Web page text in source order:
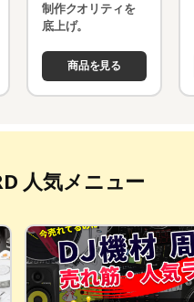
制作クオリティを
底上げ。
商品を見る
人気メニュー